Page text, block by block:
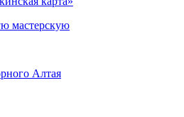
мастерскую
Алтая